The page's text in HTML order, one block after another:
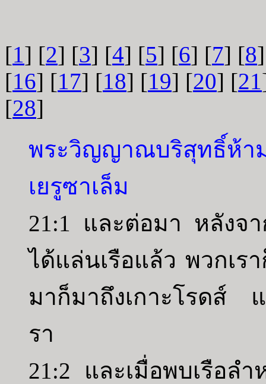
[1] [2] [3] [4] [5] [6] [7] [8
[16] [17] [18] [19] [20] [21
[28]
พระวิญญาณบริสุทธิ์ห้าม
เยรูซาเล็ม
21:1 และต่อมา หลังจ
ได้แล่นเรือแล้ว พวกเร
มาก็มาถึงเกาะโรดส์
รา
21:2 และเมื่อพบเรือล